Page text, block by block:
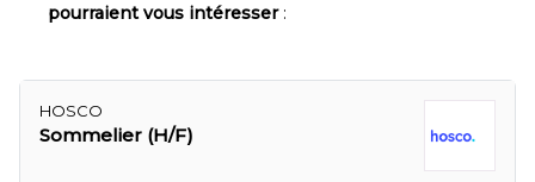
pourraient vous intéresser:
HOSCO
Sommelier (H/F)